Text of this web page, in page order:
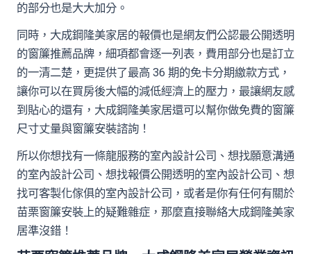
的部分也是大大加分。
同時，大成鋼隆美家居的報價也是網友們公認最公開透明
的窗簾推薦品牌，細項都會逐一列表，費用部分也是訂立
的一清二楚，更提供了最高 36 期的免卡分期繳款方式，
讓你可以在買房後大幅的減低經濟上的壓力，最讓網友感
到貼心的還有，大成鋼隆美家居還可以幫你做免費的窗簾
尺寸丈量與窗簾安裝諮詢！
所以你想找有一條龍服務的室內設計公司、想找願意溝通
的室內設計公司、想找報價公開透明的室內設計公司、想
找可客製化傢俱的室內設計公司，或者是你有任何有關於
苗栗窗簾安裝上的疑難雜症，那麼直接聯絡大成鋼隆美家
居準沒錯！